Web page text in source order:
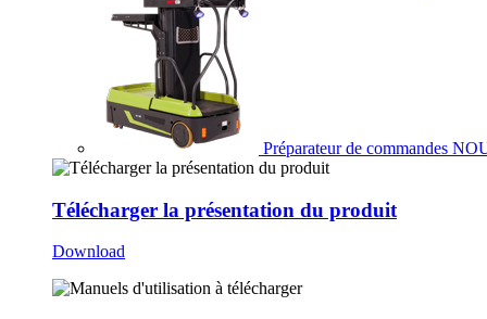
Préparateur de commandes
Télécharger la présentation du produit
Download